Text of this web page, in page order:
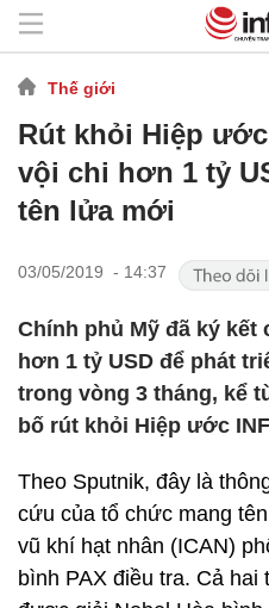
Thế giới
Rút khỏi Hiệp
vội chi hơn 1 tỷ
tên lửa mới
03/05/2019 - 14:37
Chính phủ Mỹ đã ký
hơn 1 tỷ USD để phát
trong vòng 3 tháng, kể
bố rút khỏi Hiệp ước
Theo Sputnik, đây là
cứu của tổ chức mang
vũ khí hạt nhân (ICAN)
bình PAX điều tra. Cả